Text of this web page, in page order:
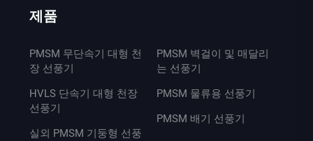
제품
PMSM 무단속기 대형 천
장 선풍기
HVLS 단속기 대형 천장
선풍기
실외 PMSM 기둥형 선풍
PMSM 벽걸이 및 매달리
는 선풍기
PMSM 물류용 선풍기
PMSM 배기 선풍기